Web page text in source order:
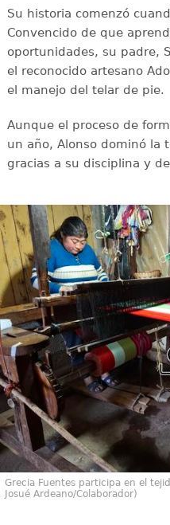
Su historia comenzó
Convencido de que
oportunidades, su padre,
el reconocido artesano
el manejo del telar de pie.
Aunque el proceso de
un año, Alonso dominó la
gracias a su disciplina y
Grecia Fuentes participa en el
Josué Ardeano/Colaborador)